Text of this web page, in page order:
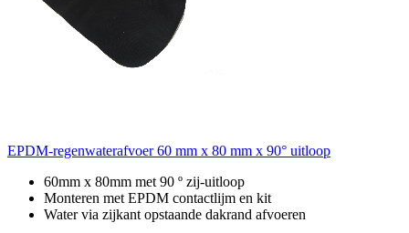
EPDM-regenwaterafvoer 60 mm x 80 mm x 90° uitloop
60mm x 80mm met 90 º zij-uitloop
Monteren met EPDM contactlijm en kit
Water via zijkant opstaande dakrand afvoeren